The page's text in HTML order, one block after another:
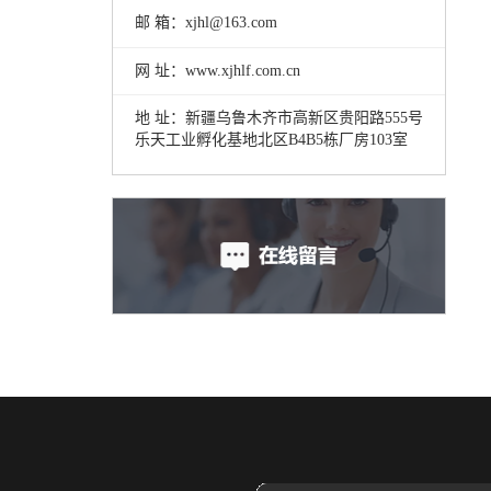
邮 箱：xjhl@163.com
网 址：www.xjhlf.com.cn
地 址：新疆乌鲁木齐市高新区贵阳路555号
乐天工业孵化基地北区B4B5栋厂房103室